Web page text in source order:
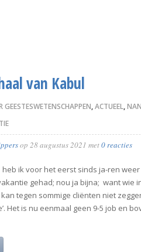
van Kabul
GEESTESWETENSCHAPPEN,ACTUEEL,
op 28 augustus 2021 met0 reacties
heb ik voor het eerst sinds ja-ren
gehad; nou ja bijna; want wie
tegen sommige cliënten niet
Het is nu eenmaal geen 9-5 job en